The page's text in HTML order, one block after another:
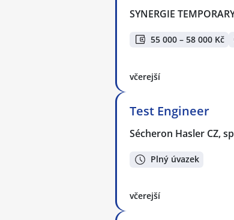
SYNERGIE
55 000 – 58 000 Kč
včerejší
Test Engineer
Sécheron Hasler CZ,
Plný úvazek
včerejší